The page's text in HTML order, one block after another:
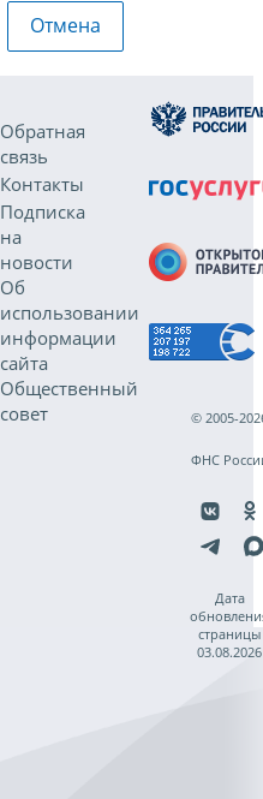
Отмена
Обратная
связь
Контакты
Подписка
на
новости
Об
использовании
информации
сайта
Общественный
совет
© 2005-
ФНС
Дата
страницы
03.08.2026